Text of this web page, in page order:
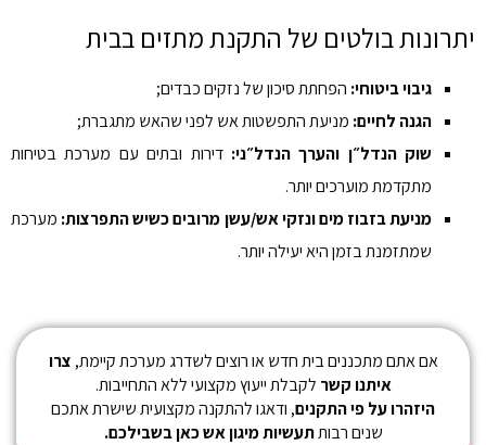
יתרונות בולטים של התקנת מתזים בבית
גיבוי ביטוחי: הפחתת סיכון של נזקים כבדים;
הגנה לחיים: מניעת התפשטות אש לפני שהאש מתגברת;
שוק הנדל״ן והערך הנדל״ני: דירות ובתים עם מערכת בטיחות
מתקדמת מוערכים יותר.
מניעת בזבוז מים ונזקי אש/עשן מרובים כשיש התפרצות: מערכת
שמתזמנת בזמן היא יעילה יותר.
אם אתם מתכננים בית חדש או רוצים לשדרג מערכת קיימת, צרו
איתנו קשר לקבלת ייעוץ מקצועי ללא התחייבות.
היזהרו על פי התקנים, ודאגו להתקנה מקצועית שישרת אתכם
שנים רבותתעשיות מיגון אש כאן בשבילכם.